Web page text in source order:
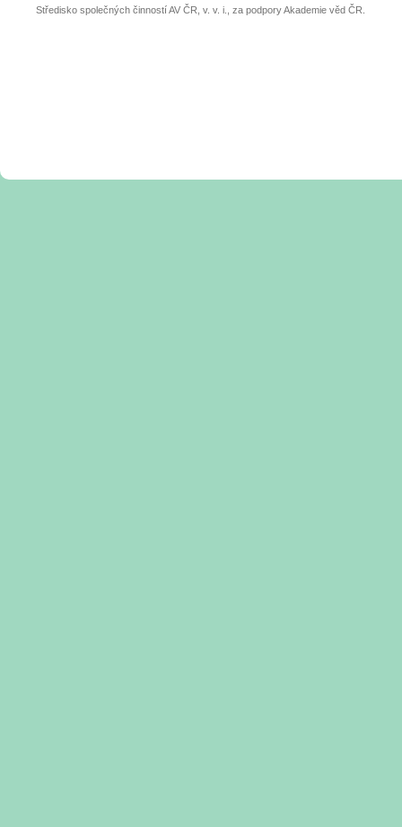
Středisko společných činností AV ČR, v. v. i., za podpory Akademie věd ČR.